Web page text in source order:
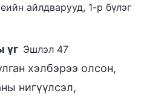
айлдварууд, 1-р бүлэг
үг Эшлэл 47
хэлбэрээ олсон,
нигүүлсэл,